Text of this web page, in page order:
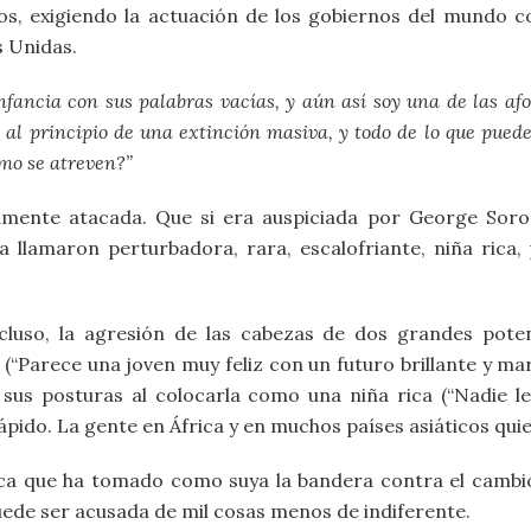
exigiendo la actuación de los gobiernos del mundo
Unidas.
con sus palabras vacías, y aún así soy una de las
al principio de una extinción masiva, y todo de lo que
se atreven?”
atacada. Que si era auspiciada por George
llamaron perturbadora, rara, escalofriante, niña
la agresión de las cabezas de dos grandes
una joven muy feliz con un futuro brillante y
posturas al colocarla como una niña rica (“Nadie
La gente en África y en muchos países asiáticos
que ha tomado como suya la bandera contra el
ser acusada de mil cosas menos de indiferente.